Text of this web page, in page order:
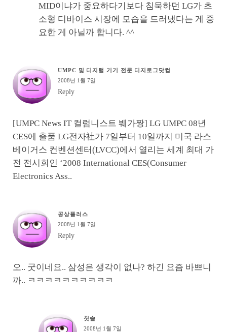
MID이냐가 중요하다기보다 침묵하던 LG가 초
소형 디바이스 시장에 모습을 드러냈다는 게 중
요한 게 아닐까 합니다. ^^
UMPC 및 디지털 기기 전문 디지로그닷컴
2008년 1월 7일
Reply
[UMPC News IT 컬럼니스트 붸가짱] LG UMPC 08년
CES에 출품 LG전자社가 7일부터 10일까지 미국 라스
베이거스 컨벤션센터(LVCC)에서 열리는 세계 최대 가
전 전시회인 ‘2008 International CES(Consumer
Electronics Ass..
공상플러스
2008년 1월 7일
Reply
오.. 굿이네요.. 삼성은 생각이 없나? 하긴 요즘 바쁘니
까.. ㅋㅋㅋㅋㅋㅋㅋㅋㅋㅋ
칫솔
2008년 1월 7일